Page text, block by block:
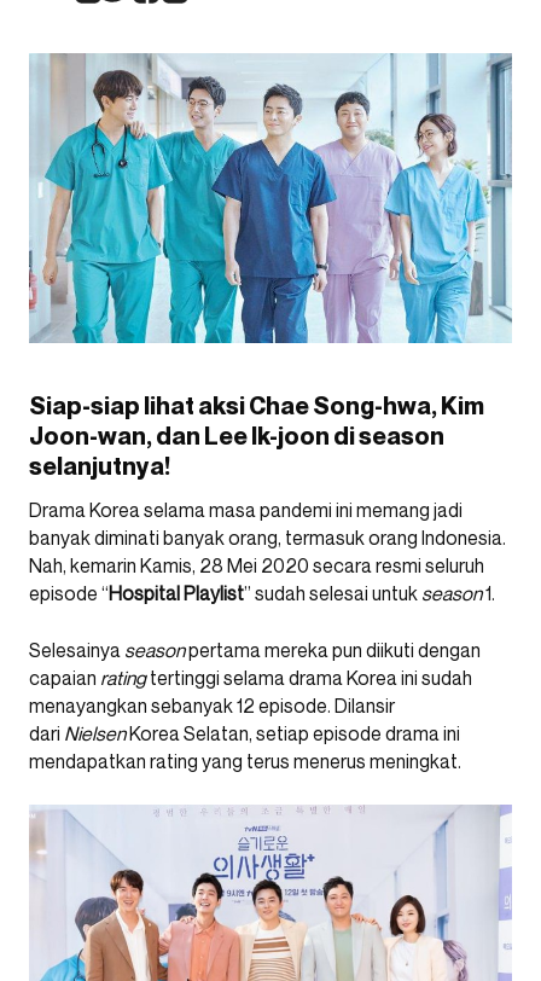
Siap-siap lihat aksi Chae Song-hwa, Kim
Joon-wan, dan Lee Ik-joon di season
selanjutnya!
Drama Korea selama masa pandemi ini memang jadi
banyak diminati banyak orang, termasuk orang Indonesia.
Nah, kemarin Kamis, 28 Mei 2020 secara resmi seluruh
episode “Hospital Playlist” sudah selesai untuk season1.
Selesainya seasonpertama mereka pun diikuti dengan
capaian ratingtertinggi selama drama Korea ini sudah
menayangkan sebanyak 12 episode. Dilansir
dari NielsenKorea Selatan, setiap episode drama ini
mendapatkan rating yang terus menerus meningkat.